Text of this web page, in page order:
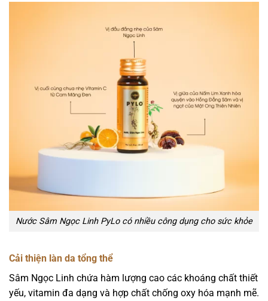
Nước Sâm Ngọc Linh PyLo có nhiều công dụng cho sức khỏe
Cải thiện làn da tổng thể
Sâm Ngọc Linh chứa hàm lượng cao các khoáng chất thiết
yếu, vitamin đa dạng và hợp chất chống oxy hóa mạnh mẽ.